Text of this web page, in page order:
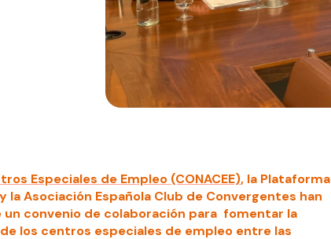
Especiales de Empleo (CONACEE), la Plataforma
la Asociación Española Club de Convergentes han
un convenio de colaboración para fomentar la
los centros especiales de empleo entre las